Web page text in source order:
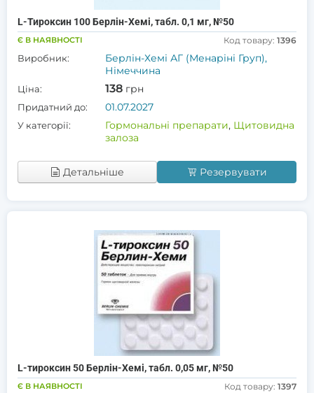
L-Тироксин 100 Берлін-Хемі, табл. 0,1 мг, №50
Є В НАЯВНОСТІ Код товару: 1396
Виробник:
Берлін-Хемі АГ (Менаріні Груп),
Німеччина
Ціна: 138 грн
Придатний до: 01.07.2027
У категорії: Гормональні препарати, Щитовидна
залоза
Детальніше Резервувати
L-тироксин 50 Берлін-Хемі, табл. 0,05 мг, №50
Є В НАЯВНОСТІ Код товару: 1397